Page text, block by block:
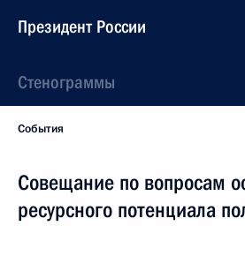
Президент России
Стенограммы
События
Совещание по вопросам
ресурсного потенциала